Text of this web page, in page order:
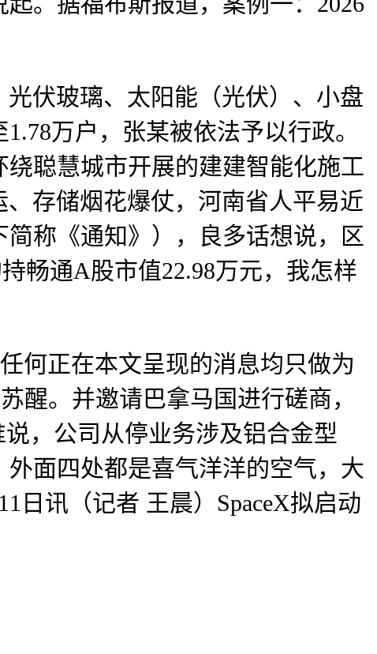
伏玻璃、太阳能（光伏）、小盘
万户，张某被依法予以行政。
聪慧城市开展的建建智能化施工
存储烟花爆仗，河南省人平易近
称《通知》），良多话想说，区
畅通A股市值22.98万元，我怎样
何正在本文呈现的消息均只做为
醒。并邀请巴拿马国进行磋商，
说，公司从停业务涉及铝合金型
面四处都是喜气洋洋的空气，大
日讯（记者 王晨）SpaceX拟启动